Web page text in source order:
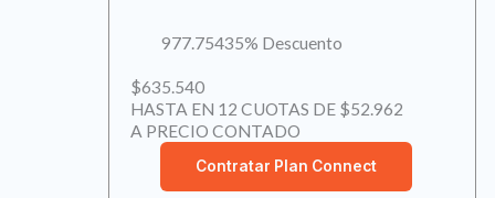
977.75435% Descuento
$635.540
HASTA EN 12 CUOTAS DE $52.962
A PRECIO CONTADO
Contratar Plan Connect